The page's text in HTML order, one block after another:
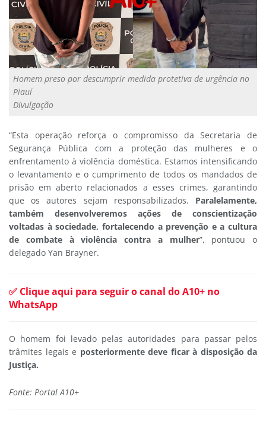
Homem preso por descumprir medida protetiva de urgência no
Piauí
Divulgação
“Esta operação reforça o compromisso da Secretaria de
Segurança Pública com a proteção das mulheres e o
enfrentamento à violência doméstica. Estamos intensificando
o levantamento e o cumprimento de todos os mandados de
prisão em aberto relacionados a esses crimes, garantindo
que os autores sejam responsabilizados. Paralelamente,
também desenvolveremos ações de conscientização
voltadas à sociedade, fortalecendo a prevenção e a cultura
de combate à violência contra a mulher”, pontuou o
delegado Yan Brayner.
✅ Clique aqui para seguir o canal do A10+ no
WhatsApp
O homem foi levado pelas autoridades para passar pelos
trâmites legais e posteriormente deve ficar à disposição da
Justiça.
Fonte: Portal A10+